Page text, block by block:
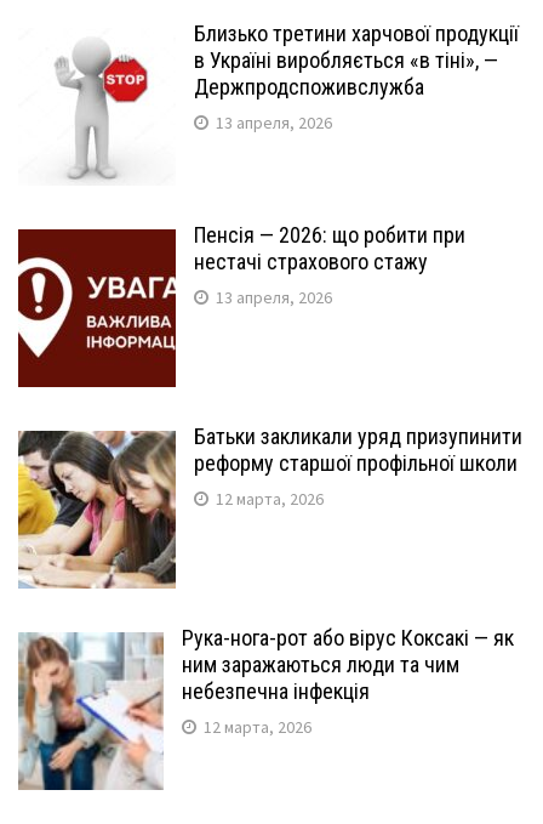
Близько третини харчової продукції
в Україні виробляється «в тіні», —
Держпродспоживслужба
13 апреля, 2026
Пенсія — 2026: що робити при
нестачі страхового стажу
13 апреля, 2026
Батьки закликали уряд призупинити
реформу старшої профільної школи
12 марта, 2026
Рука-нога-рот або вірус Коксакі — як
ним заражаються люди та чим
небезпечна інфекція
12 марта, 2026